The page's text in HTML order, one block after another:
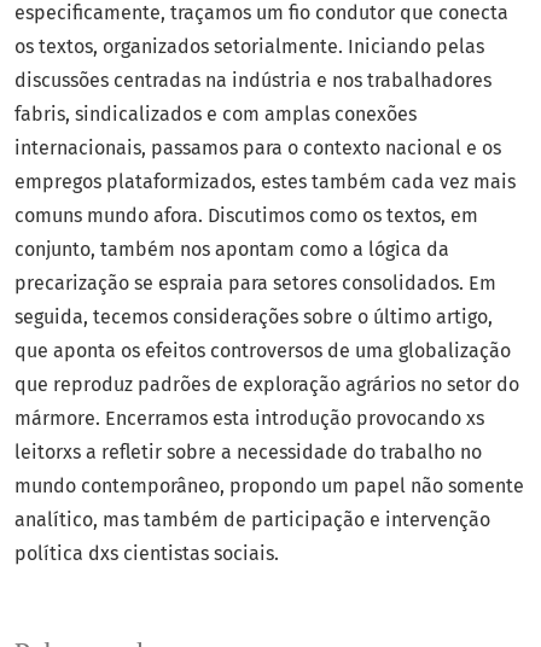
especificamente, traçamos um fio condutor que conecta
os textos, organizados setorialmente. Iniciando pelas
discussões centradas na indústria e nos trabalhadores
fabris, sindicalizados e com amplas conexões
internacionais, passamos para o contexto nacional e os
empregos plataformizados, estes também cada vez mais
comuns mundo afora. Discutimos como os textos, em
conjunto, também nos apontam como a lógica da
precarização se espraia para setores consolidados. Em
seguida, tecemos considerações sobre o último artigo,
que aponta os efeitos controversos de uma globalização
que reproduz padrões de exploração agrários no setor do
mármore. Encerramos esta introdução provocando xs
leitorxs a refletir sobre a necessidade do trabalho no
mundo contemporâneo, propondo um papel não somente
analítico, mas também de participação e intervenção
política dxs cientistas sociais.